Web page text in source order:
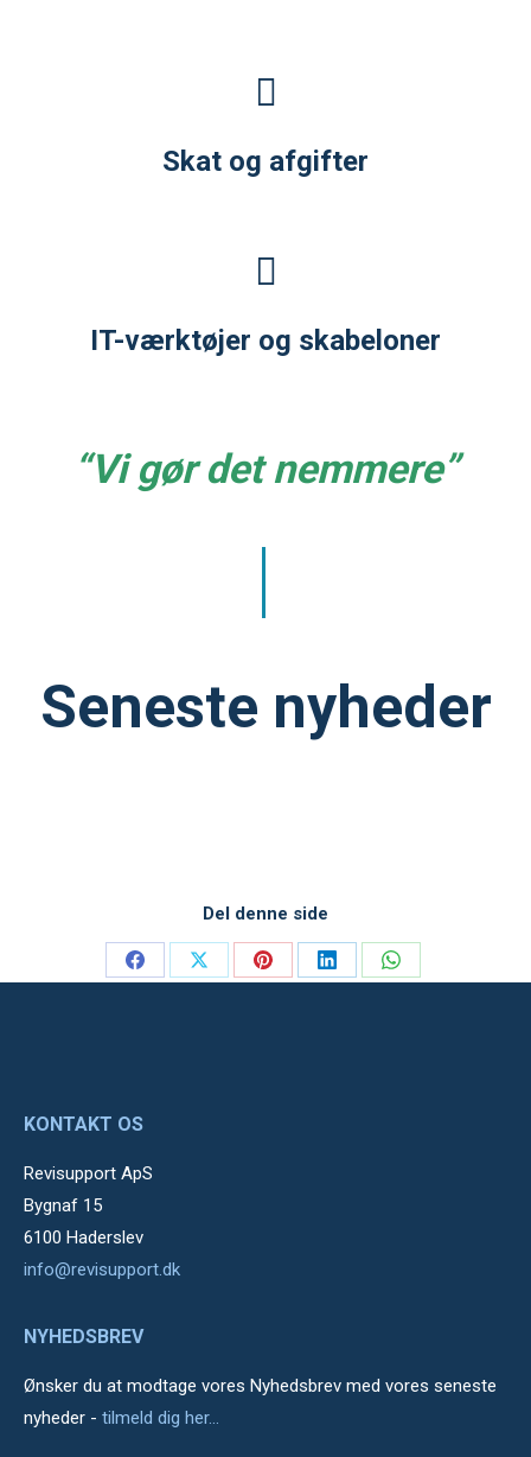
Skat og afgifter
IT-værktøjer og skabeloner
“Vi gør det nemmere”
Seneste nyheder
Del denne side
Share
Share
Share
Share
Share
KONTAKT OS
Revisupport ApS
Bygnaf 15
6100 Haderslev
info@revisupport.dk
NYHEDSBREV
Ønsker du at modtage vores Nyhedsbrev med vores seneste
nyheder - tilmeld dig her...